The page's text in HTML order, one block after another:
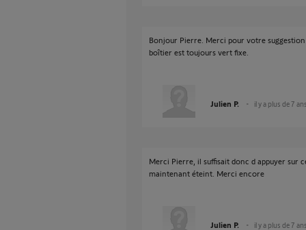
Bonjour Pierre. Merci pour votre
boîtier est toujours vert fixe.
Julien P. il y a plus de 7 ans
Merci Pierre, il suffisait donc d appuyer sur
maintenant éteint. Merci encore
Julien P. il y a plus de 7 ans